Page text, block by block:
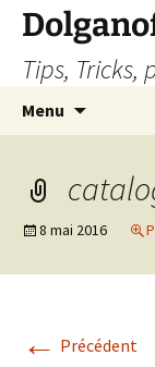
Tips, Tricks,
Menu
8 mai 2016
← Précédent